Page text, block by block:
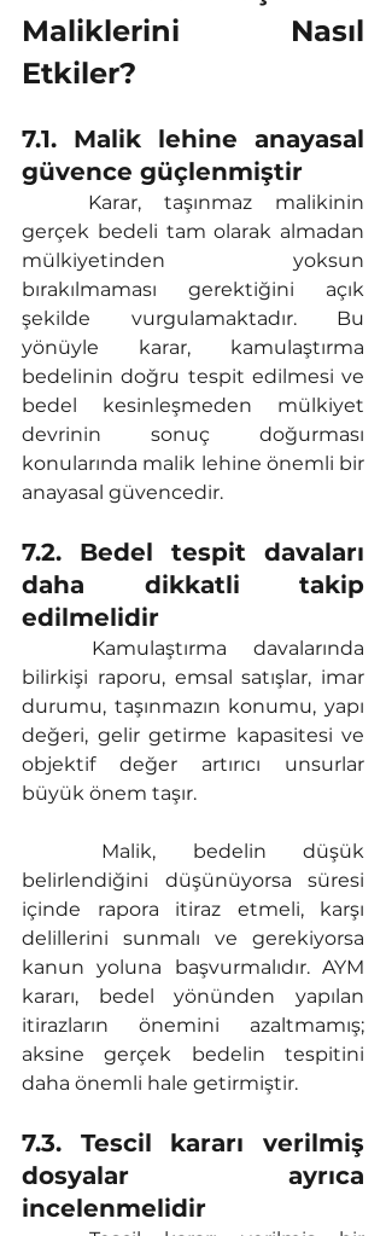
Maliklerini Nasıl
Etkiler?
7.1. Malik lehine anayasal
güvence güçlenmiştir
gerçek bedeli tam olarak almadan
mülkiyetinden yoksun
bırakılmaması gerektiğini açık
şekilde vurgulamaktadır. Bu
yönüyle karar, kamulaştırma
bedelinin doğru tespit edilmesi ve
bedel kesinleşmeden mülkiyet
devrinin sonuç doğurması
konularında malik lehine önemli bir
anayasal güvencedir.
7.2. Bedel tespit davaları
daha dikkatli takip
edilmelidir
bilirkişi raporu, emsal satışlar, imar
durumu, taşınmazın konumu, yapı
değeri, gelir getirme kapasitesi ve
objektif değer artırıcı unsurlar
büyük önem taşır.
belirlendiğini düşünüyorsa süresi
içinde rapora itiraz etmeli, karşı
delillerini sunmalı ve gerekiyorsa
kanun yoluna başvurmalıdır. AYM
kararı, bedel yönünden yapılan
itirazların önemini azaltmamış;
aksine gerçek bedelin tespitini
daha önemli hale getirmiştir.
7.3. Tescil kararı verilmiş
dosyalar ayrıca
incelenmelidir